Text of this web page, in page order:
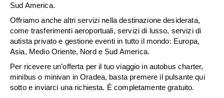
Sud America.
Offriamo anche altri servizi nella destinazione desiderata,
come trasferimenti aeroportuali, servizi di lusso, servizi di
autista privato e gestione eventi in tutto il mondo: Europa,
Asia, Medio Oriente, Nord e Sud America.
Per ricevere un’offerta per il tuo viaggio in autobus charter,
minibus o minivan in Oradea, basta premere il pulsante qui
sotto e inviarci una richiesta. È completamente gratuito.